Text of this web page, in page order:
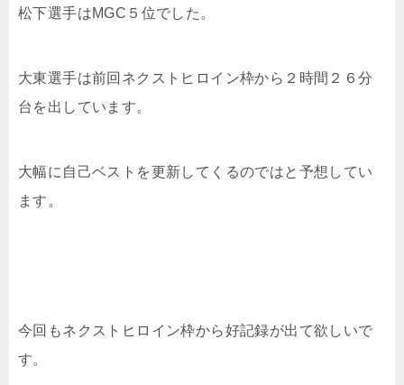
松下選手はMGC５位でした。
大東選手は前回ネクストヒロイン枠から２時間２６分
台を出しています。
大幅に自己ベストを更新してくるのではと予想してい
ます。
今回もネクストヒロイン枠から好記録が出て欲しいで
す。